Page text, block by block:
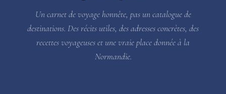
Un carnet de voyage honnête, pas un catalogue de
destinations. Des récits utiles, des adresses concrètes, des
recettes voyageuses et une vraie place donnée à la
Normandie.